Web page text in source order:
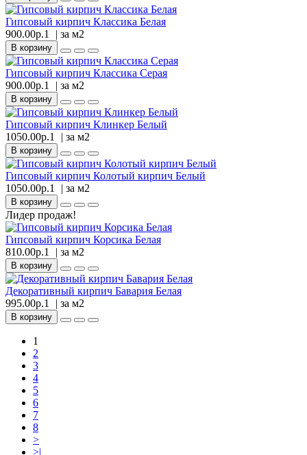
Гипсовый кирпич Классика Белая
900.00р.1
| за м2
В корзину
Гипсовый кирпич Классика Серая
900.00р.1
| за м2
В корзину
Гипсовый кирпич Клинкер Белый
1050.00р.1
| за м2
В корзину
Гипсовый кирпич Колотый кирпич Белый
1050.00р.1
| за м2
В корзину
Лидер продаж!
Гипсовый кирпич Корсика Белая
810.00р.1
| за м2
В корзину
Декоративный кирпич Бавария Белая
995.00р.1
| за м2
В корзину
1
2
3
4
5
6
7
8
>
>|